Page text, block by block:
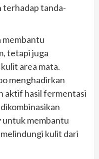
terhadap tanda-
membantu
tetapi juga
area mata.
menghadirkan
aktif hasil fermentasi
untuk membantu
kulit dari